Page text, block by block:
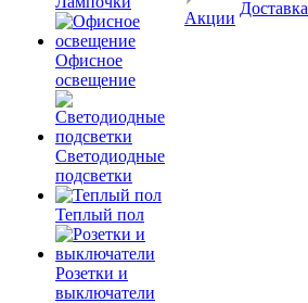
Офисное
освещение
Светодиодные
подсветки
Теплый пол
Розетки и
выключатели
Акции
Доставка